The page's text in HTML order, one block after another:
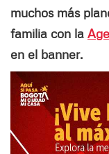
muchos más
familia con la
en el banner.